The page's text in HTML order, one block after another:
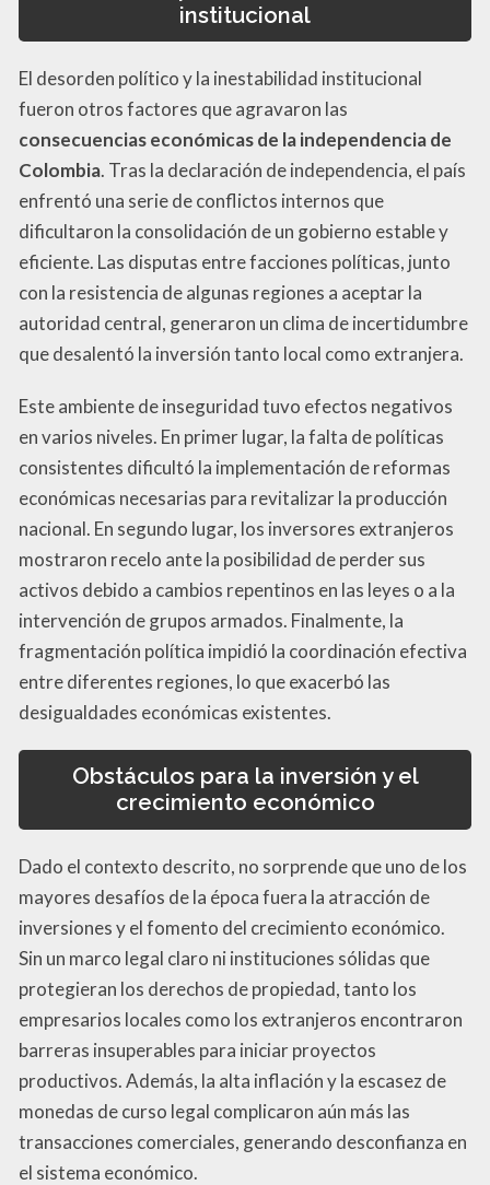
institucional
El desorden político y la inestabilidad institucional
fueron otros factores que agravaron las
consecuencias económicas de la independencia de
Colombia. Tras la declaración de independencia, el país
enfrentó una serie de conflictos internos que
dificultaron la consolidación de un gobierno estable y
eficiente. Las disputas entre facciones políticas, junto
con la resistencia de algunas regiones a aceptar la
autoridad central, generaron un clima de incertidumbre
que desalentó la inversión tanto local como extranjera.
Este ambiente de inseguridad tuvo efectos negativos
en varios niveles. En primer lugar, la falta de políticas
consistentes dificultó la implementación de reformas
económicas necesarias para revitalizar la producción
nacional. En segundo lugar, los inversores extranjeros
mostraron recelo ante la posibilidad de perder sus
activos debido a cambios repentinos en las leyes o a la
intervención de grupos armados. Finalmente, la
fragmentación política impidió la coordinación efectiva
entre diferentes regiones, lo que exacerbó las
desigualdades económicas existentes.
Obstáculos para la inversión y el
crecimiento económico
Dado el contexto descrito, no sorprende que uno de los
mayores desafíos de la época fuera la atracción de
inversiones y el fomento del crecimiento económico.
Sin un marco legal claro ni instituciones sólidas que
protegieran los derechos de propiedad, tanto los
empresarios locales como los extranjeros encontraron
barreras insuperables para iniciar proyectos
productivos. Además, la alta inflación y la escasez de
monedas de curso legal complicaron aún más las
transacciones comerciales, generando desconfianza en
el sistema económico.